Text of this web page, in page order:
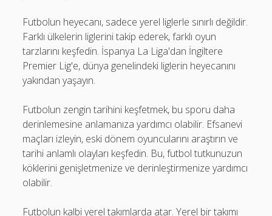
Futbolun heyecanı, sadece yerel liglerle sınırlı değildir.
Farklı ülkelerin liglerini takip ederek, farklı oyun
tarzlarını keşfedin. İspanya La Liga'dan İngiltere
Premier Lig'e, dünya genelindeki liglerin heyecanını
yakından yaşayın.
Futbolun zengin tarihini keşfetmek, bu sporu daha
derinlemesine anlamanıza yardımcı olabilir. Efsanevi
maçları izleyin, eski dönem oyuncularını araştırın ve
tarihi anlamlı olayları keşfedin. Bu, futbol tutkunuzun
köklerini genişletmenize ve derinleştirmenize yardımcı
olabilir.
Futbolun kalbi yerel takımlarda atar. Yerel bir takımı